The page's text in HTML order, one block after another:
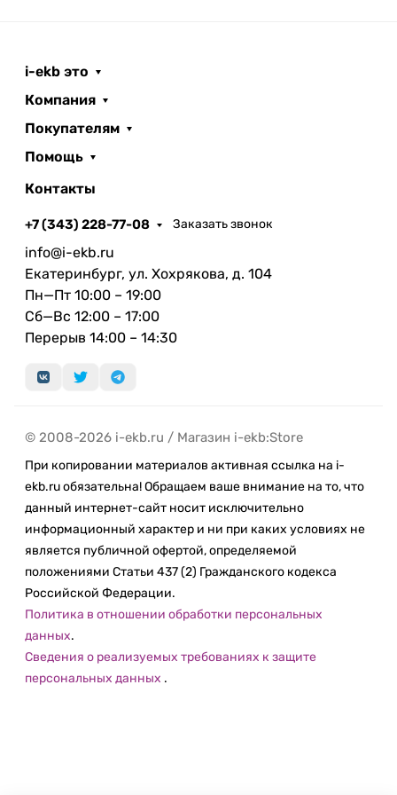
— и поддерживает самые передовые технологии,
и ProMotion.
1600
(HDR‑контент)
1 000 000:1контрастность
ProMotion
120 Гц
P3 широкий цветовой охват
Более10 000диодов mini‑LED
Более2500локальных зон затемнения
Диоды mini‑LED.
на всей задней стороне дисплея. Специально
разработанные диоды mini‑LED в 120 раз меньше
по сравнению с предыдущим поколением. Они
отлично помещаются в тонкий корпус iPad Pro. А
система особых оптических плёнок и
рассеивателей распределяет
свет более эффективно — и легко помещается в
корпус толщиной всего лишь 6,4 мм.
Локальные зоны затемнения.
Более 10 000 диодов mini‑LED сгруппировано в
локальные зоны затемнения — их более 2500. Это
i-ekb это
Компания
Покупателям
Помощь
Контакты
+7 (343) 228-77-08 Заказать звонок
info@i-ekb.ru
Екатеринбург, ул. Хохрякова, д. 104
Пн—Пт 10:00 – 19:00
Сб—Вс 12:00 – 17:00
Перерыв 14:00 – 14:30
© 2008-2026 i-ekb.ru / Магазин i-ekb:Store
При копировании материалов активная ссылка на i-
ekb.ru обязательна! Обращаем ваше внимание на то, что
данный интернет-сайт носит исключительно
информационный характер и ни при каких условиях не
является публичной офертой, определяемой
положениями Статьи 437 (2) Гражданского кодекса
Российской Федерации.
Политика в отношении обработки персональных
данных.
Сведения о реализуемых требованиях к защите
персональных данных .